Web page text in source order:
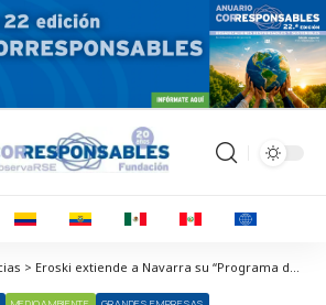
Corresponsables > Noticias > Eroski extiende a Navarra su “Programa de acompañamiento a proveedores locales” en materia de sostenibilidad